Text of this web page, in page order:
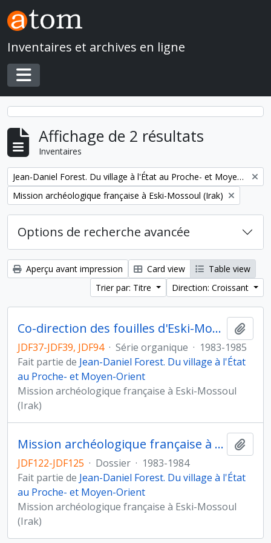
Skip to main content
Inventaires et archives en ligne
Toggle navigation
Affichage de 2 résultats
Inventaires
Remove filter:
Jean-Daniel Forest. Du village à l'État au Proche- et Moyen-Orient
Remove filter:
Mission archéologique française à Eski-Mossoul (Irak)
Options de recherche avancée
Aperçu avant impression Card view
Table view
Trier par: Titre
Direction: Croissant
Co-direction des fouilles d'Eski-Mossoul (Irak)
JDF37-JDF39, JDF94 · Série organique · 1983-1985
Fait partie de Jean-Daniel Forest. Du village à l'État
au Proche- et Moyen-Orient
Mission archéologique française à Eski-Mossoul
(Irak)
Mission archéologique française à Eski-Mossoul (Irak)
JDF122-JDF125 · Dossier · 1983-1984
Fait partie de Jean-Daniel Forest. Du village à l'État
au Proche- et Moyen-Orient
Mission archéologique française à Eski-Mossoul
(Irak)